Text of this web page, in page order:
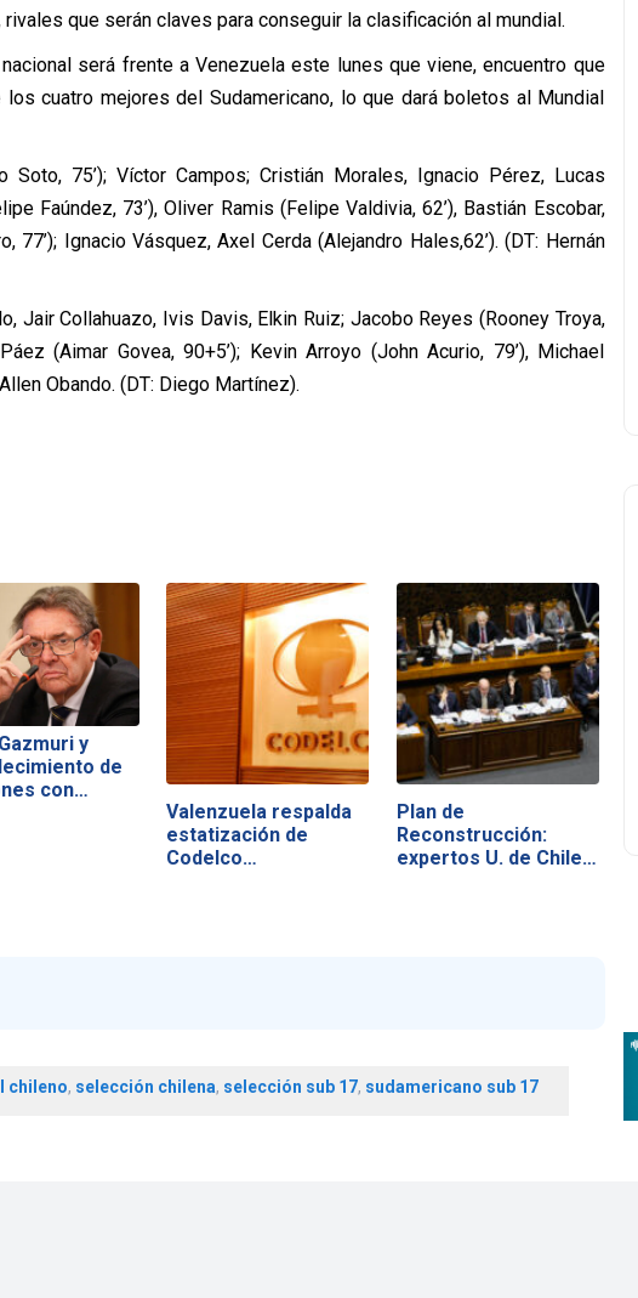
que serán claves para conseguir la clasificación al mundial.
será frente a Venezuela este lunes que viene, encuentro que
cuatro mejores del Sudamericano, lo que dará boletos al Mundial
Soto, 75’); Víctor Campos; Cristián Morales, Ignacio Pérez, Lucas
Faúndez, 73’), Oliver Ramis (Felipe Valdivia, 62’), Bastián Escobar,
77’); Ignacio Vásquez, Axel Cerda (Alejandro Hales,62’). (DT: Hernán
Jair Collahuazo, Ivis Davis, Elkin Ruiz; Jacobo Reyes (Rooney Troya,
(Aimar Govea, 90+5’); Kevin Arroyo (John Acurio, 79’), Michael
Obando. (DT: Diego Martínez).
y
de
con…
Valenzuela respalda
estatización de
Codelco…
Plan de
Reconstrucción:
expertos U. de Chile…
chileno, selección chilena, selección sub 17, sudamericano sub 17